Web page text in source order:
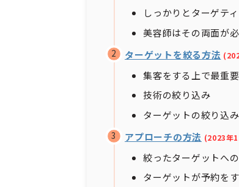
しっかりとターゲテ
美容師はその両面が
ターゲットを絞る方法
集客をする上で最重
技術の絞り込み
ターゲットの絞り込み
アプローチの方法 (2023年
絞ったターゲットへ
ターゲットが予約を